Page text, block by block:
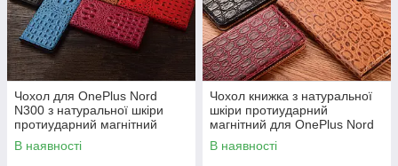
Чохол для OnePlus Nord
N300 з натуральної шкіри
протиударний магнітний
книжка з підставкою
"CROCOHEAD"
В наявності
Чохол книжка з натуральної
шкіри протиударний
магнітний для OnePlus Nord
N300 "JACOSA"
В наявності